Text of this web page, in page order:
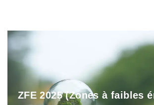
ZFE 2025 (Zones à faibles